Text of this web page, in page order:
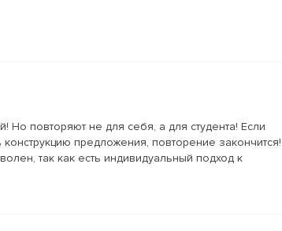
Но повторяют не для себя, а для студента! Если
предложения, повторение закончится!
так как есть индивидуальный подход к